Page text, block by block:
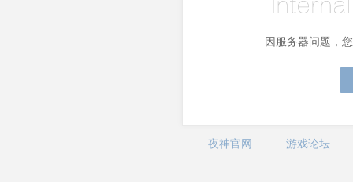
因服务器问题，
夜神官网 游戏论坛